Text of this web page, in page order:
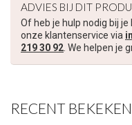
ADVIES BIJ DIT
Of heb je hulp nodig bij
onze klantenservice via
219 30 92. We helpen je
RECENT BEKEKEN